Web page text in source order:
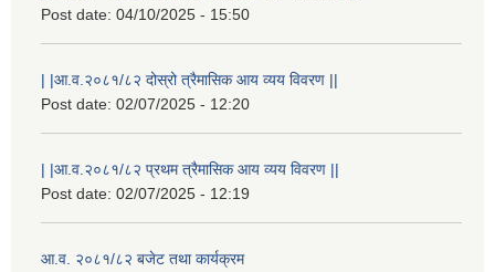
Post date: 04/10/2025 - 15:50
| |आ.व.२०८१/८२ दोस्रो त्रैमासिक आय व्यय विवरण ||
Post date: 02/07/2025 - 12:20
| |आ.व.२०८१/८२ प्रथम त्रैमासिक आय व्यय विवरण ||
Post date: 02/07/2025 - 12:19
आ.व. २०८१/८२ बजेट तथा कार्यक्रम